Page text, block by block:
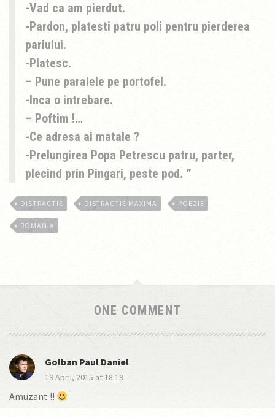
-Vad ca am pierdut.
-Pardon, platesti patru poli pentru pierderea
pariului.
-Platesc.
– Pune paralele pe portofel.
-Inca o intrebare.
– Poftim !…
-Ce adresa ai matale ?
-Prelungirea Popa Petrescu patru, parter,
plecind prin Pingari, peste pod.
DISTRACTIE DISTRACTIE MAXIMA POEZIE
ROMANIA
ONE COMMENT
Golban Paul Daniel
19 April, 2015 at 18:19
Amuzant !!